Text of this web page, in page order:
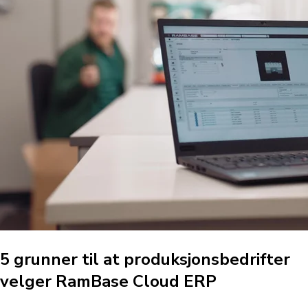
5 grunner til at produksjonsbedrifter
velger RamBase Cloud ERP